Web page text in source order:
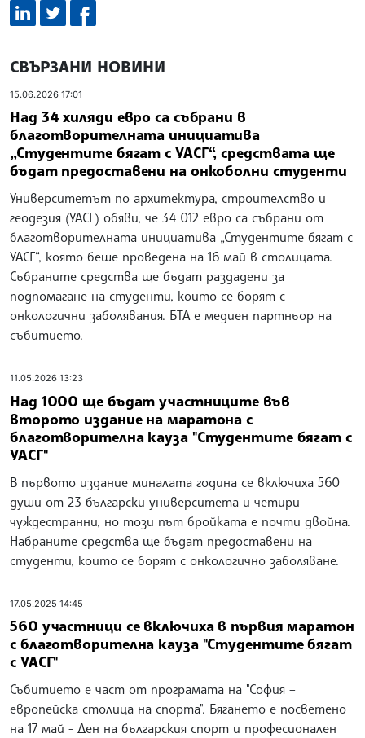
СВЪРЗАНИ НОВИНИ
15.06.2026 17:01
Над 34 хиляди евро са събрани в
благотворителната инициатива
„Студентите бягат с УАСГ“, средствата ще
бъдат предоставени на онкоболни студенти
Университетът по архитектура, строителство и
геодезия (УАСГ) обяви, че 34 012 евро са събрани от
благотворителната инициатива „Студентите бягат с
УАСГ“, която беше проведена на 16 май в столицата.
Събраните средства ще бъдат раздадени за
подпомагане на студенти, които се борят с
онкологични заболявания. БТА е медиен партньор на
събитието.
11.05.2026 13:23
Над 1000 ще бъдат участниците във
второто издание на маратона с
благотворителна кауза "Студентите бягат с
УАСГ"
В първото издание миналата година се включиха 560
души от 23 български университета и четири
чуждестранни, но този път бройката е почти двойна.
Набраните средства ще бъдат предоставени на
студенти, които се борят с онкологично заболяване.
17.05.2025 14:45
560 участници се включиха в първия маратон
с благотворителна кауза "Студентите бягат
с УАСГ"
Събитието е част от програмата на "София –
европейска столица на спорта". Бягането е посветено
на 17 май - Ден на българския спорт и професионален